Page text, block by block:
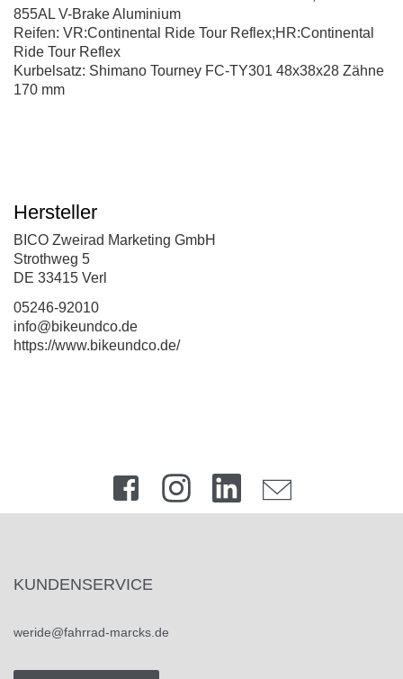
855AL V-Brake Aluminium
Reifen: VR:Continental Ride Tour Reflex;HR:Continental
Ride Tour Reflex
Kurbelsatz: Shimano Tourney FC-TY301 48x38x28 Zähne
170 mm
Hersteller
BICO Zweirad Marketing GmbH
Strothweg 5
DE 33415 Verl
05246-92010
info@bikeundco.de
https://www.bikeundco.de/
KUNDENSERVICE
weride@fahrrad-marcks.de